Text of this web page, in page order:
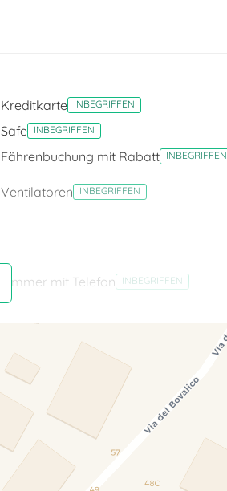
Kreditkarte INBEGRIFFEN
Safe INBEGRIFFEN
Fährenbuchung mit Rabatt INBEGRIFFEN
Ventilatoren INBEGRIFFEN
Zimmer mit Telefon INBEGRIFFEN